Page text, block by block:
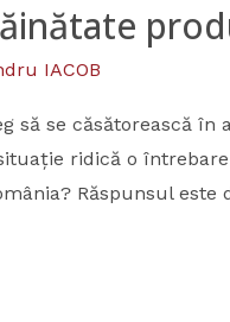
IACOB
se căsătorească în
ridică o
Răspunsul